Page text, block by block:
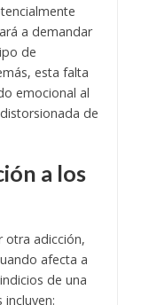
a demandar
de
esta falta
emocional al
de
a los
otra adicción,
afecta a
de una